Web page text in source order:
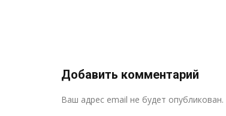
Добавить комментарий
Ваш адрес email не будет опубликован.